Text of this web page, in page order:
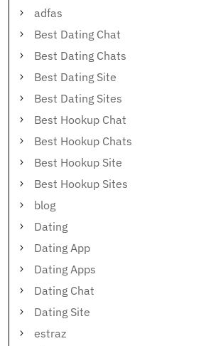
adfas
Best Dating Chat
Best Dating Chats
Best Dating Site
Best Dating Sites
Best Hookup Chat
Best Hookup Chats
Best Hookup Site
Best Hookup Sites
blog
Dating
Dating App
Dating Apps
Dating Chat
Dating Site
estraz